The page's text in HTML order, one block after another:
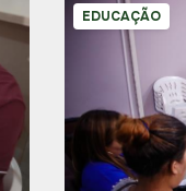
EDUCAÇÃO